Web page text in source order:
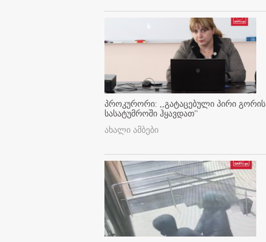
პროკურორი: ,,გატაცებული პირი გორის
სასატუმროში ჰყავდათ''
ახალი ამბები